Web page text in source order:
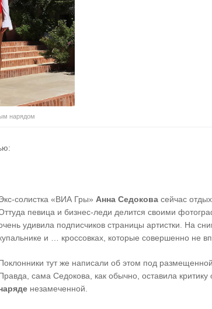
нарядом
солистка «ВИА Гры» Анна Седокова сейчас
певица и бизнес-леди делится своими
удивила подписчиков страницы артистки. На
и … кроссовках, которые совершенно не
тут же написали об этом под
сама Седокова, как обычно, оставила критику
незамеченной.